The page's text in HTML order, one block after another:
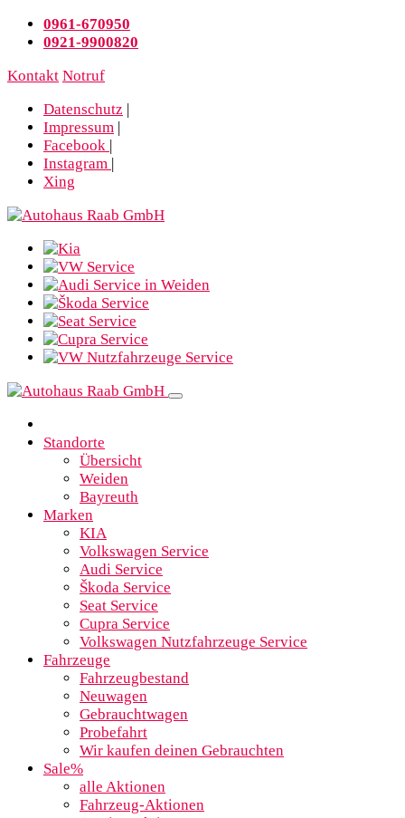
0961-670950
0921-9900820
Kontakt Notruf
Datenschutz |
Impressum |
Facebook |
Instagram |
Xing
Standorte
Übersicht
Weiden
Bayreuth
Marken
KIA
Volkswagen Service
Audi Service
Škoda Service
Seat Service
Cupra Service
Volkswagen Nutzfahrzeuge Service
Fahrzeuge
Fahrzeugbestand
Neuwagen
Gebrauchtwagen
Probefahrt
Wir kaufen deinen Gebrauchten
Sale%
alle Aktionen
Fahrzeug-Aktionen